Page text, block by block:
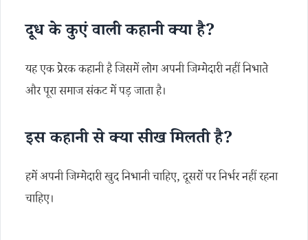
दूध के कुएं वाली कहानी क्या है?
यह एक प्रेरक कहानी है जिसमें लोग अपनी जिम्मेदारी नहीं निभाते
और पूरा समाज संकट में पड़ जाता है।
इस कहानी से क्या सीख मिलती है?
हमें अपनी जिम्मेदारी खुद निभानी चाहिए, दूसरों पर निर्भर नहीं रहना
चाहिए।